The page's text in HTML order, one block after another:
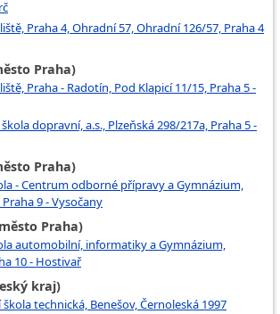
Praha 4, Ohradní 57, Ohradní 126/57, Praha 4
Praha)
Praha - Radotín, Pod Klapicí 11/15, Praha 5 -
dopravní, a.s., Plzeňská 298/217a, Praha 5 -
Praha)
- Centrum odborné přípravy a Gymnázium,
9 - Vysočany
Praha)
automobilní, informatiky a Gymnázium,
10 - Hostivař
kraj)
technická, Benešov, Černoleská 1997